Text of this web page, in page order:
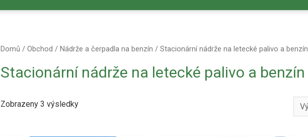
Domů /Obchod /Nádrže a čerpadla na benzín / Stacionární nádrže na letecké palivo a benzín
Stacionární nádrže na letecké palivo a benzín
Zobrazeny 3 výsledky